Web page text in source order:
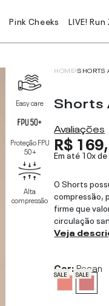
Pink Cheeks LIVE! Run
Easy care
Proteção FPU
50+
Alta
compressão
HOME SHORTS
Shorts
Avaliações
R$
Em até 10x de
O Shorts
compressão,
firme que
circulação
Veja
Cor:Pecan
SALE SALE